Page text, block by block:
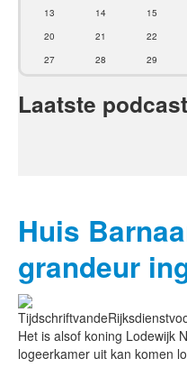
13
14 15
20
21 22
27
28 29
Laatste podcast
Huis
grandeur
Het is alsof koning Lodewijk
logeerkamer uit kan komen